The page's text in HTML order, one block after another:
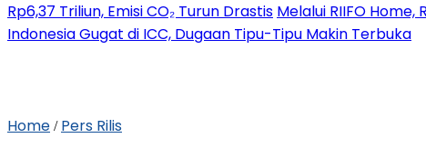
Rp6,37 Triliun, Emisi CO₂ Turun Drastis Melalui RIIFO
Indonesia Gugat di ICC, Dugaan Tipu-Tipu Makin Terbuka
Home / Pers Rilis